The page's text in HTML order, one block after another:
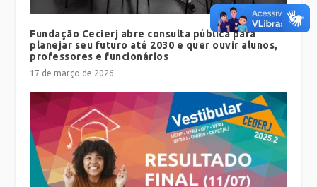
Fundação Cecierj abre consulta pública para
planejar seu futuro até 2030 e quer ouvir alunos,
professores e funcionários
17 de março de 2026